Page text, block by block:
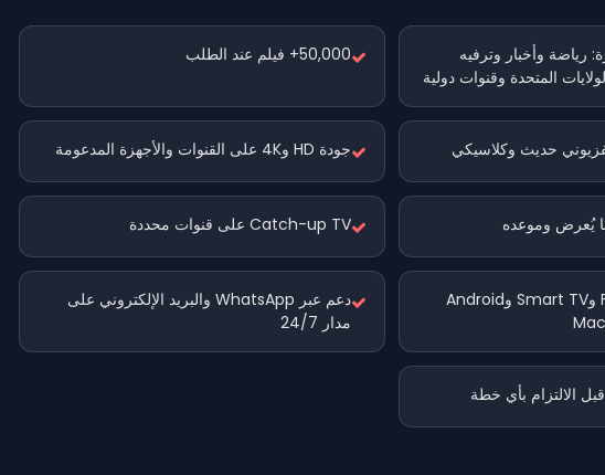
رياضة وأخبار وترفيه
المتحدة وقنوات دولية
50,000+ فيلم عند الطلب
جودة HD و4K على القنوات والأجهزة المدعومة
Catch-up TV على قنوات محددة
يعمل على Firestick وSmart TV وAndroid
دعم عبر WhatsApp والبريد الإلكتروني على
مدار 24/7
الالتزام بأي خطة